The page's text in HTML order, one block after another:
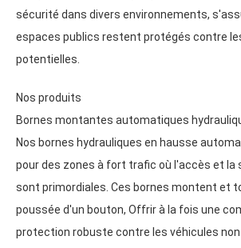
sécurité dans divers environnements,
espaces publics restent protégés contre
potentielles.
Nos produits
Bornes montantes automatiques
Nos bornes hydrauliques en hausse
pour des zones à fort trafic où l'accès et la
sont primordiales. Ces bornes montent et
poussée d'un bouton, Offrir à la fois une
protection robuste contre les véhicules non